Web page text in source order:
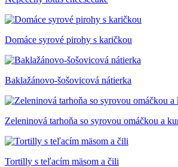
Domáce syrové pirohy s karičkou
Baklažánovo-šošovicová nátierka
Zeleninová tarhoňa so syrovou omáčkou a
Tortilly s teľacím mäsom a čili